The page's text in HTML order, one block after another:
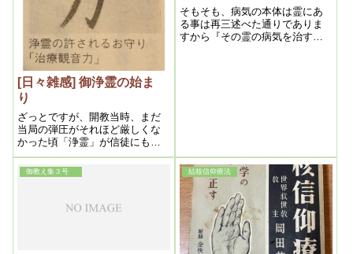
[日々雑感] 御浄霊の始ま
り
ざっとですが、開教当時、まだ
当局の弾圧がそれほど厳しくな
かった頃「浄霊」が信徒にも許
されるようになったいきさつを
追ってみました。
11(1936)年7月
そもそも、病気の本体は霊にあ
る事は再三述べた通りでありま
すから『その霊の病気を治す』
御教え集３号 結核信仰療法